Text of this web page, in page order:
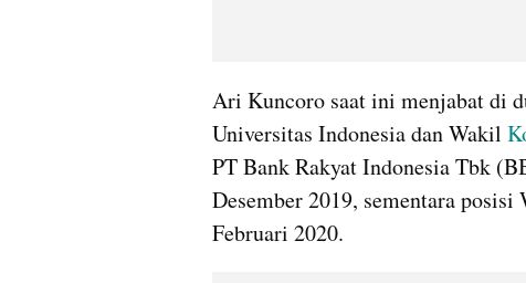
Ari Kuncoro saat ini menjabat di
Universitas Indonesia dan Wakil
PT Bank Rakyat Indonesia Tbk
Desember 2019, sementara
Februari 2020.